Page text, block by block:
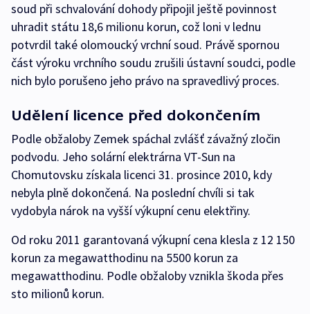
soud při schvalování dohody připojil ještě povinnost
uhradit státu 18,6 milionu korun, což loni v lednu
potvrdil také olomoucký vrchní soud. Právě spornou
část výroku vrchního soudu zrušili ústavní soudci, podle
nich bylo porušeno jeho právo na spravedlivý proces.
Udělení licence před dokončením
Podle obžaloby Zemek spáchal zvlášť závažný zločin
podvodu. Jeho solární elektrárna VT-Sun na
Chomutovsku získala licenci 31. prosince 2010, kdy
nebyla plně dokončená. Na poslední chvíli si tak
vydobyla nárok na vyšší výkupní cenu elektřiny.
Od roku 2011 garantovaná výkupní cena klesla z 12 150
korun za megawatthodinu na 5500 korun za
megawatthodinu. Podle obžaloby vznikla škoda přes
sto milionů korun.